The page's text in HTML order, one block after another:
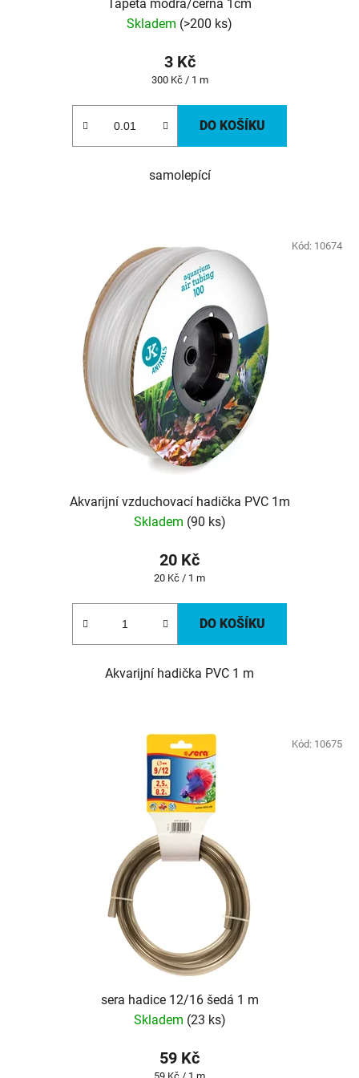
Tapeta modrá/černá 1cm
Skladem (>200 ks)
3 Kč
Měrná
300 Kč / 1 m
DO KOŠÍKU
samolepící
Akvarijní vzduchovací hadička PVC 1m
Skladem (90 ks)
20 Kč
Měrná
20 Kč / 1 m
DO KOŠÍKU
Akvarijní hadička PVC 1 m
Kód: 10674
sera hadice 12/16 šedá 1 m
Skladem (23 ks)
59 Kč
Měrná
Kód: 10675